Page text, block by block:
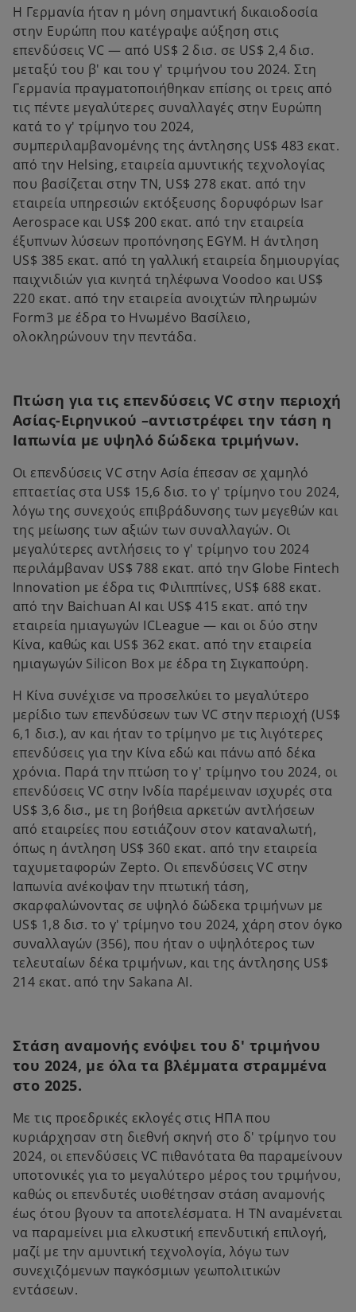
Η Γερμανία ήταν η μόνη σημαντική δικαιοδοσία
στην Ευρώπη που κατέγραψε αύξηση στις
επενδύσεις VC — από US$ 2 δισ. σε US$ 2,4 δισ.
μεταξύ του β' και του γ' τριμήνου του 2024. Στη
Γερμανία πραγματοποιήθηκαν επίσης οι τρεις από
τις πέντε μεγαλύτερες συναλλαγές στην Ευρώπη
κατά το γ' τρίμηνο του 2024,
συμπεριλαμβανομένης της άντλησης US$ 483 εκατ.
από την Helsing, εταιρεία αμυντικής τεχνολογίας
που βασίζεται στην TN, US$ 278 εκατ. από την
εταιρεία υπηρεσιών εκτόξευσης δορυφόρων Isar
Aerospace και US$ 200 εκατ. από την εταιρεία
έξυπνων λύσεων προπόνησης EGYM. Η άντληση
US$ 385 εκατ. από τη γαλλική εταιρεία δημιουργίας
παιχνιδιών για κινητά τηλέφωνα Voodoo και US$
220 εκατ. από την εταιρεία ανοιχτών πληρωμών
Form3 με έδρα το Ηνωμένο Βασίλειο,
ολοκληρώνουν την πεντάδα.
Πτώση για τις επενδύσεις VC στην περιοχή
Ασίας-Ειρηνικού –αντιστρέφει την τάση η
Ιαπωνία με υψηλό δώδεκα τριμήνων.
Οι επενδύσεις VC στην Ασία έπεσαν σε χαμηλό
επταετίας στα US$ 15,6 δισ. το γ' τρίμηνο του 2024,
λόγω της συνεχούς επιβράδυνσης των μεγεθών και
της μείωσης των αξιών των συναλλαγών. Οι
μεγαλύτερες αντλήσεις το γ' τρίμηνο του 2024
περιλάμβαναν US$ 788 εκατ. από την Globe Fintech
Innovation με έδρα τις Φιλιππίνες, US$ 688 εκατ.
από την Baichuan AI και US$ 415 εκατ. από την
εταιρεία ημιαγωγών ICLeague — και οι δύο στην
Κίνα, καθώς και US$ 362 εκατ. από την εταιρεία
ημιαγωγών Silicon Box με έδρα τη Σιγκαπούρη.
Η Κίνα συνέχισε να προσελκύει το μεγαλύτερο
μερίδιο των επενδύσεων των VC στην περιοχή (US$
6,1 δισ.), αν και ήταν το τρίμηνο με τις λιγότερες
επενδύσεις για την Κίνα εδώ και πάνω από δέκα
χρόνια. Παρά την πτώση το γ' τρίμηνο του 2024, οι
επενδύσεις VC στην Ινδία παρέμειναν ισχυρές στα
US$ 3,6 δισ., με τη βοήθεια αρκετών αντλήσεων
από εταιρείες που εστιάζουν στον καταναλωτή,
όπως η άντληση US$ 360 εκατ. από την εταιρεία
ταχυμεταφορών Zepto. Οι επενδύσεις VC στην
Ιαπωνία ανέκοψαν την πτωτική τάση,
σκαρφαλώνοντας σε υψηλό δώδεκα τριμήνων με
US$ 1,8 δισ. το γ' τρίμηνο του 2024, χάρη στον όγκο
συναλλαγών (356), που ήταν ο υψηλότερος των
τελευταίων δέκα τριμήνων, και της άντλησης US$
214 εκατ. από την Sakana AI.
Στάση αναμονής ενόψει του δ' τριμήνου
του 2024, με όλα τα βλέμματα στραμμένα
στο 2025.
Με τις προεδρικές εκλογές στις ΗΠΑ που
κυριάρχησαν στη διεθνή σκηνή στο δ' τρίμηνο του
2024, οι επενδύσεις VC πιθανότατα θα παραμείνουν
υποτονικές για το μεγαλύτερο μέρος του τριμήνου,
καθώς οι επενδυτές υιοθέτησαν στάση αναμονής
έως ότου βγουν τα αποτελέσματα. Η ΤΝ αναμένεται
να παραμείνει μια ελκυστική επενδυτική επιλογή,
μαζί με την αμυντική τεχνολογία, λόγω των
συνεχιζόμενων παγκόσμιων γεωπολιτικών
εντάσεων.